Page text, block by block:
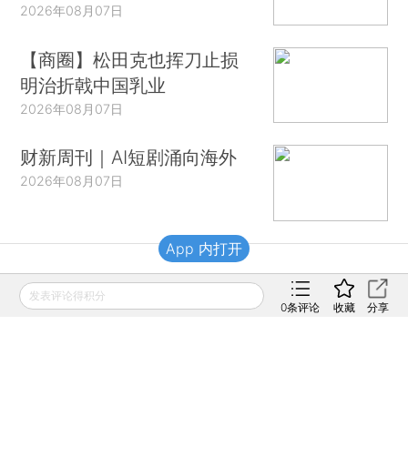
2026年08月07日
【商圈】松田克也挥刀止损
明治折戟中国乳业
2026年08月07日
财新周刊｜AI短剧涌向海外
2026年08月07日
财新移动
发表评论得积分
0条评论 收藏 分享
App 内打开